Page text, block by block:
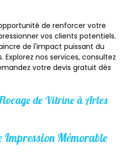
de renforcer votre
vos clients potentiels.
de l'impact puissant du
Explorez nos services, consultez
votre devis gratuit dès
de Vitrine à Arles
Impression Mémorable